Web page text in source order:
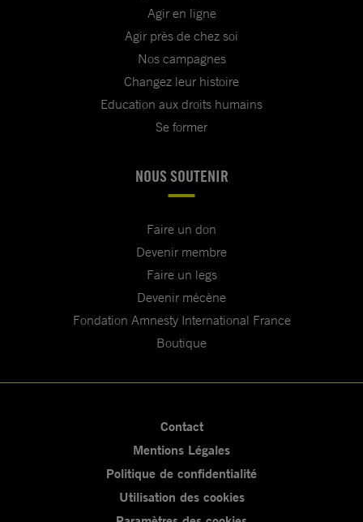
Agir en ligne
Agir près de chez soi
Nos campagnes
Changez leur histoire
Education aux droits humains
Se former
NOUS SOUTENIR
Faire un don
Devenir membre
Faire un legs
Devenir mécène
Fondation Amnesty International France
Boutique
Contact
Mentions Légales
Politique de confidentialité
Utilisation des cookies